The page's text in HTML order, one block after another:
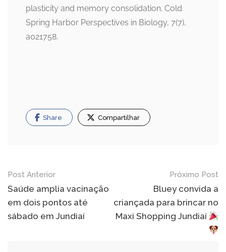
plasticity and memory consolidation. Cold
Spring Harbor Perspectives in Biology, 7(7),
a021758.
Share Compartilhar
Navegação
de
Post
Post Anterior
Saúde amplia vacinação
em dois pontos até
sábado em Jundiaí
Próximo Post
Bluey convida a
criançada para brincar no
Maxi Shopping Jundiaí